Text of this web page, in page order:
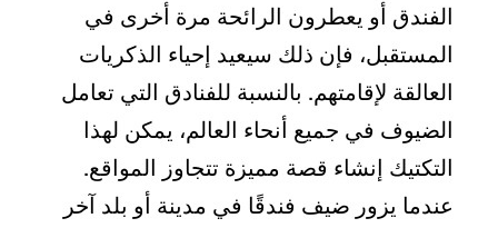
الفندق أو يعطرون الرائحة مرة أخرى في
المستقبل، فإن ذلك سيعيد إحياء الذكريات
العالقة لإقامتهم. بالنسبة للفنادق التي تعامل
الضيوف في جميع أنحاء العالم، يمكن لهذا
التكتيك إنشاء قصة مميزة تتجاوز المواقع.
عندما يزور ضيف فندقًا في مدينة أو بلد آخر